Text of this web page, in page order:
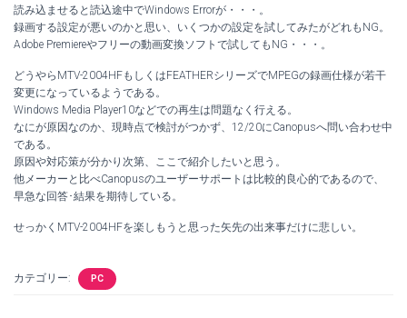
読み込ませると読込途中でWindows Errorが・・・。
録画する設定が悪いのかと思い、いくつかの設定を試してみたがどれもNG。
Adobe Premiereやフリーの動画変換ソフトで試してもNG・・・。
どうやらMTV-2004HFもしくはFEATHERシリーズでMPEGの録画仕様が若干
変更になっているようである。
Windows Media Player10などでの再生は問題なく行える。
なにが原因なのか、現時点で検討がつかず、12/20にCanopusへ問い合わせ中
である。
原因や対応策が分かり次第、ここで紹介したいと思う。
他メーカーと比べCanopusのユーザーサポートは比較的良心的であるので、
早急な回答･結果を期待している。
せっかくMTV-2004HFを楽しもうと思った矢先の出来事だけに悲しい。
カテゴリー: PC